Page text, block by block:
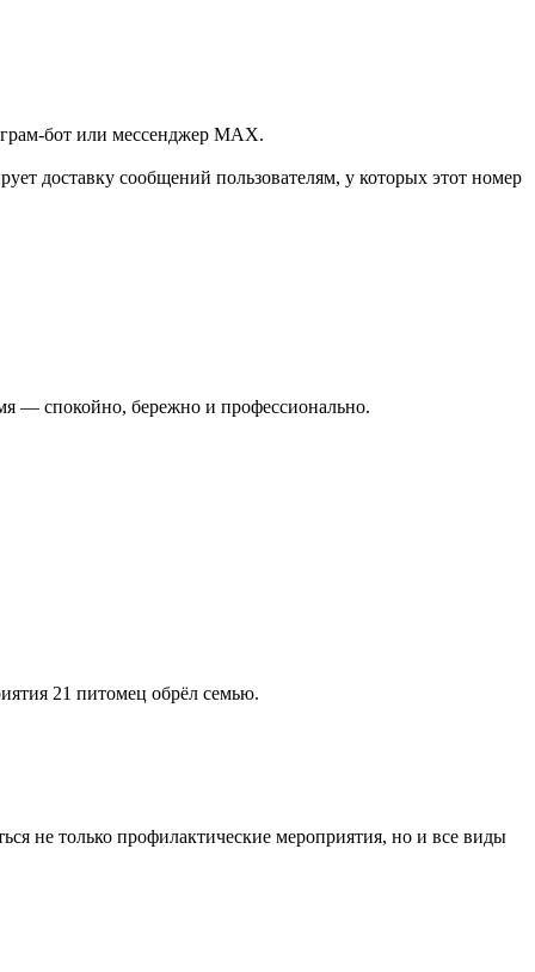
бот или мессенджер МАХ.
доставку сообщений пользователям, у которых этот номер
— спокойно, бережно и профессионально.
21 питомец обрёл семью.
не только профилактические мероприятия, но и все виды